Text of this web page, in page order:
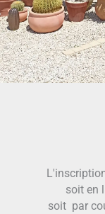
soit en
soit par